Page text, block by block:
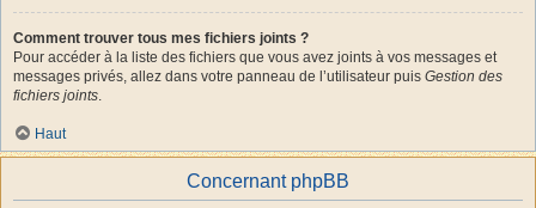
Comment trouver tous mes fichiers joints ?
Pour accéder à la liste des fichiers que vous avez joints à vos messages et
messages privés, allez dans votre panneau de l’utilisateur puis Gestion des
fichiers joints.
Haut
Concernant phpBB